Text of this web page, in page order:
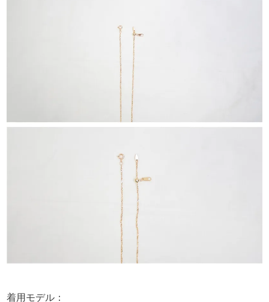
着用モデル：